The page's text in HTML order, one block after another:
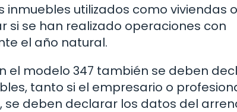
utilizados como viviendas o
si se han realizado operaciones con
el año natural.
el modelo 347 también se deben
tanto si el empresario o
deben declarar los datos del